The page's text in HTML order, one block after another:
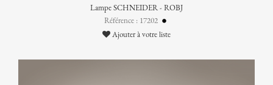
Lampe SCHNEIDER - ROBJ
Référence : 17202
Ajouter à votre liste